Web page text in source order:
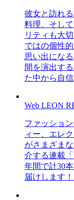
彼女と訪れ
料理、そし
リティも大
ではの個性
思い出にな
間を演出す
た中から自
Web LEON
ファッショ
ィー、エレ
がさまざま
介する連載
年間で計30
届けします